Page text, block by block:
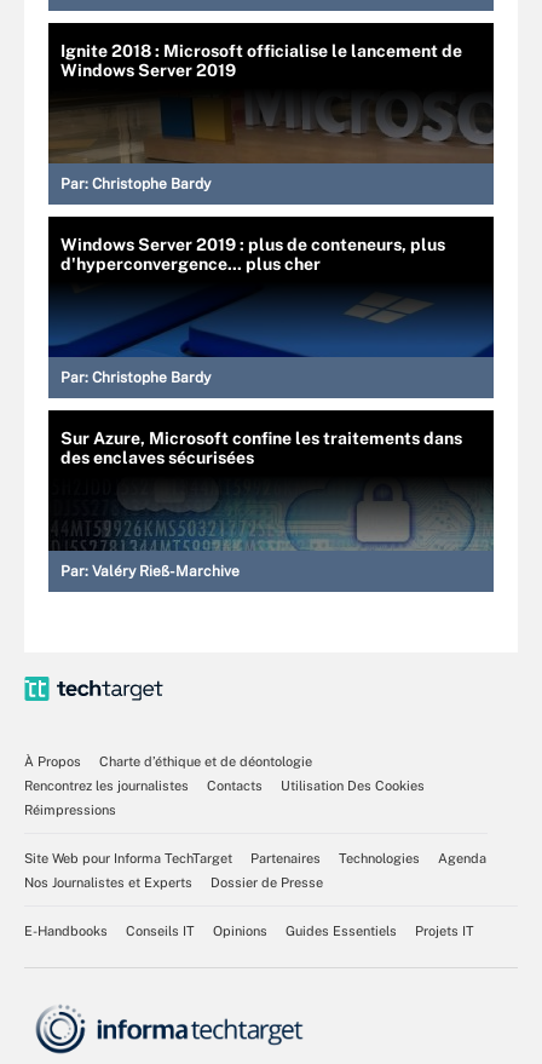
Ignite 2018 : Microsoft officialise le lancement de
Windows Server 2019
Par: Christophe Bardy
Windows Server 2019 : plus de conteneurs, plus
d'hyperconvergence... plus cher
Par: Christophe Bardy
Sur Azure, Microsoft confine les traitements dans
des enclaves sécurisées
Par: Valéry Rieß-Marchive
À Propos
Charte d’éthique et de déontologie
Rencontrez les journalistes
Contacts
Utilisation Des Cookies
Réimpressions
Site Web pour Informa TechTarget Partenaires Technologies
Agenda
Nos Journalistes et Experts
Dossier de Presse
E-Handbooks Conseils IT Opinions Guides Essentiels Projets IT